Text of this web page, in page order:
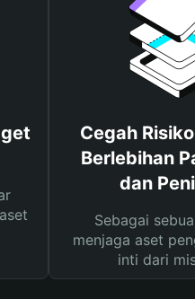
Cegah
Berlebihan
dan
Sebagai
menjaga aset
inti dari